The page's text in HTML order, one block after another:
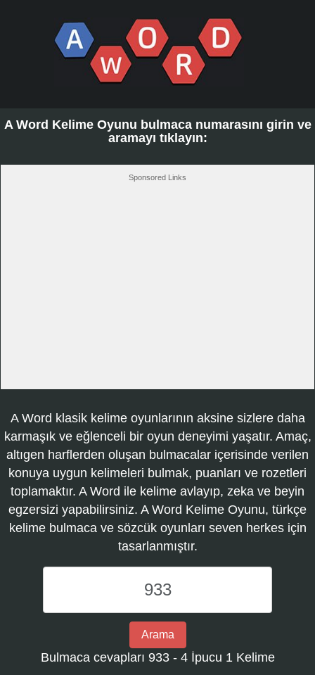
A Word Kelime Oyunu bulmaca numarasını girin ve
aramayı tıklayın:
Sponsored Links
A Word klasik kelime oyunlarının aksine sizlere daha
karmaşık ve eğlenceli bir oyun deneyimi yaşatır. Amaç,
altıgen harflerden oluşan bulmacalar içerisinde verilen
konuya uygun kelimeleri bulmak, puanları ve rozetleri
toplamaktır. A Word ile kelime avlayıp, zeka ve beyin
egzersizi yapabilirsiniz. A Word Kelime Oyunu, türkçe
kelime bulmaca ve sözcük oyunları seven herkes için
tasarlanmıştır.
Word
Kelime
Oyunu
bulmaca
numarasını
Arama
Bulmaca cevapları 933 - 4 İpucu 1 Kelime